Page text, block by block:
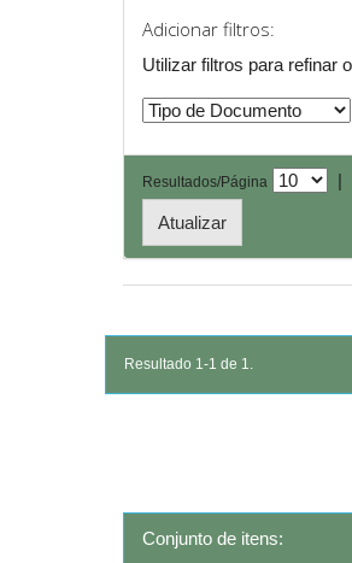
Adicionar filtros:
Utilizar filtros para refinar
Resultados/Página |
Resultado 1-1 de 1.
Conjunto de itens: